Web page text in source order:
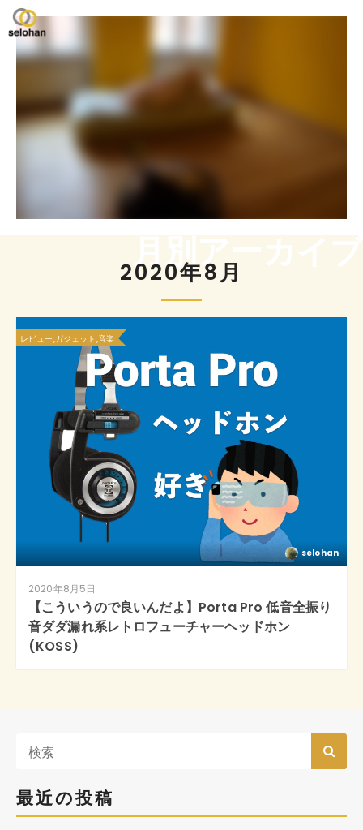
2020年8月
月別アーカイブ
レビュー,ガジェット,音楽
selohan
2020年8月5日
【こういうので良いんだよ】Porta Pro 低音全振り
音ダダ漏れ系レトロフューチャーヘッドホン
(KOSS)
最近の投稿